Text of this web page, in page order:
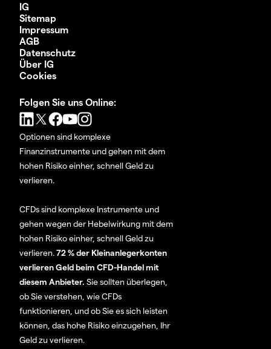
IG
Sitemap
Impressum
AGB
Datenschutz
Über IG
Cookies
Folgen Sie uns Online:
Optionen sind komplexe
Finanzinstrumente und gehen mit dem
hohen Risiko einher, schnell Geld zu
verlieren.
CFDs sind komplexe Instrumente und
gehen wegen der Hebelwirkung mit dem
hohen Risiko einher, schnell Geld zu
verlieren.72 % der Kleinanlegerkonten
verlieren Geld beim CFD-Handel mit
diesem Anbieter. Sie sollten überlegen,
ob Sie verstehen, wie CFDs
funktionieren, und ob Sie es sich leisten
können, das hohe Risiko einzugehen, Ihr
Geld zu verlieren.